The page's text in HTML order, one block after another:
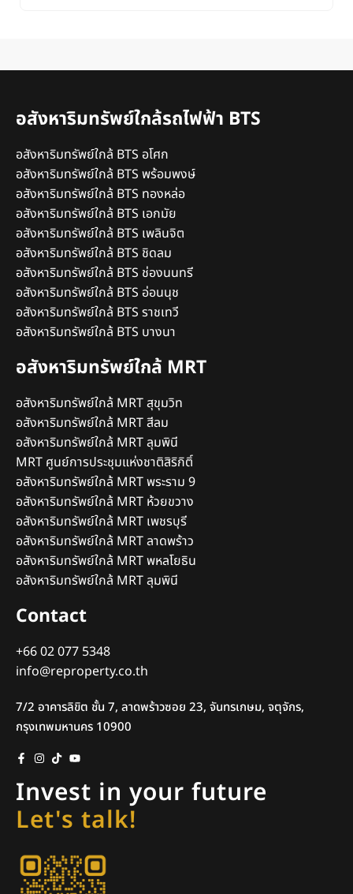
อสังหาริมทรัพย์ใกล้รถไฟฟ้า BTS
อสังหาริมทรัพย์ใกล้ BTS อโศก
อสังหาริมทรัพย์ใกล้ BTS พร้อมพงษ์
อสังหาริมทรัพย์ใกล้ BTS ทองหล่อ
อสังหาริมทรัพย์ใกล้ BTS เอกมัย
อสังหาริมทรัพย์ใกล้ BTS เพลินจิต
อสังหาริมทรัพย์ใกล้ BTS ชิดลม
อสังหาริมทรัพย์ใกล้ BTS ช่องนนทรี
อสังหาริมทรัพย์ใกล้ BTS อ่อนนุช
อสังหาริมทรัพย์ใกล้ BTS ราชเทวี
อสังหาริมทรัพย์ใกล้ BTS บางนา
อสังหาริมทรัพย์ใกล้ MRT
อสังหาริมทรัพย์ใกล้ MRT สุขุมวิท
อสังหาริมทรัพย์ใกล้ MRT สีลม
อสังหาริมทรัพย์ใกล้ MRT ลุมพินี
MRT ศูนย์การประชุมแห่งชาติสิริกิติ์
อสังหาริมทรัพย์ใกล้ MRT พระราม 9
อสังหาริมทรัพย์ใกล้ MRT ห้วยขวาง
อสังหาริมทรัพย์ใกล้ MRT เพชรบุรี
อสังหาริมทรัพย์ใกล้ MRT ลาดพร้าว
อสังหาริมทรัพย์ใกล้ MRT พหลโยธิน
อสังหาริมทรัพย์ใกล้ MRT ลุมพินี
Contact
+66 02 077 5348
info@reproperty.co.th
7/2 อาคารลิขิต ชั้น 7, ลาดพร้าวซอย 23, จันทรเกษม, จตุจักร,
กรุงเทพมหานคร 10900
Invest in your future
Let's talk!